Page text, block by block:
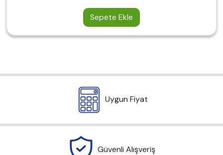
Sepete Ekle
Uygun Fiyat
Güvenli Alışveriş